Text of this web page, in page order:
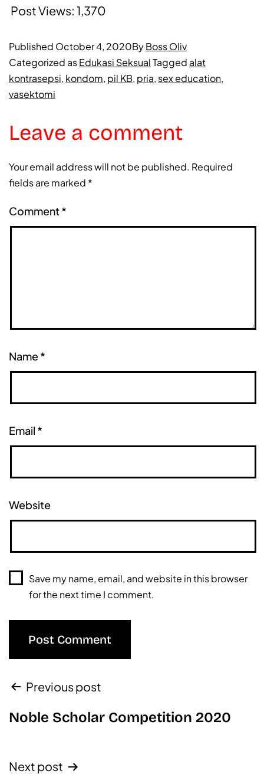
Post Views: 1,370
Published October 4, 2020ByBoss Oliv
Categorized asEdukasi SeksualTagged alat
kontrasepsi, kondom, pil KB, pria, sex education,
vasektomi
Leave a comment
Your email address will not be published. Required
fields are marked *
Comment*
Name*
Email *
Website
Save my name, email, and website in this browser
for the next time I comment.
Previous post
Noble Scholar Competition 2020
Next post